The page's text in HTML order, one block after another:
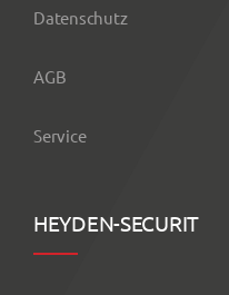
Datenschutz
AGB
Service
HEYDEN-SECURIT